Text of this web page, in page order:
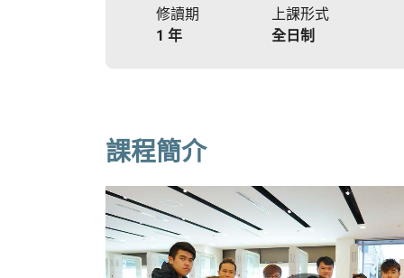
修讀期
1 年
上課形式
全日制
課程簡介